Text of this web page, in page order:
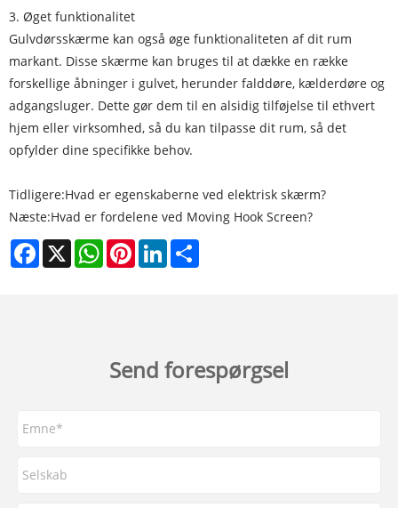
3. Øget funktionalitet
Gulvdørsskærme kan også øge funktionaliteten af ​​dit rum
markant. Disse skærme kan bruges til at dække en række
forskellige åbninger i gulvet, herunder falddøre, kælderdøre og
adgangsluger. Dette gør dem til en alsidig tilføjelse til ethvert
hjem eller virksomhed, så du kan tilpasse dit rum, så det
opfylder dine specifikke behov.
Tidligere:Hvad er egenskaberne ved elektrisk skærm?
Næste:Hvad er fordelene ved Moving Hook Screen?
Facebook
X WhatsAppPinterestLinkedIn
Send forespørgsel